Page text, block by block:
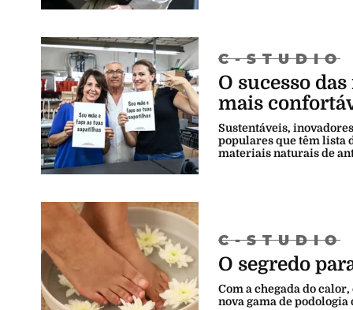
C-STUDIO
O sucesso
mais
Sustentáveis,
populares que têm lista
materiais naturais de
C-STUDIO
O segredo
Com a chegada do
nova gama de podologia